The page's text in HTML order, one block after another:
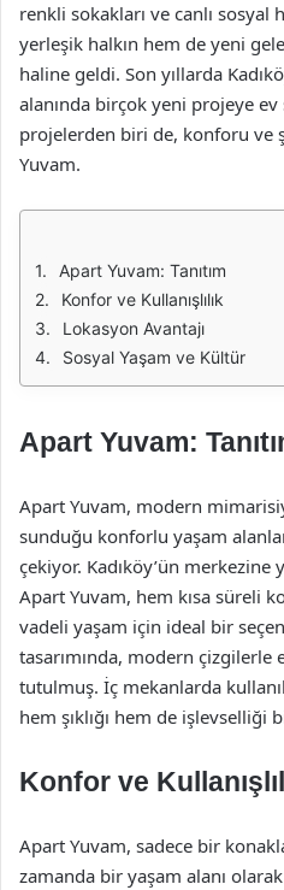
renkli sokakları ve canlı sosyal
yerleşik halkın hem de yeni
haline geldi. Son yıllarda
alanında birçok yeni projeye ev
projelerden biri de, konforu ve
Yuvam.
Apart Yuvam: Tanıtım
Konfor ve Kullanışlılık
Lokasyon Avantajı
Sosyal Yaşam ve Kültür
Apart Yuvam:
Apart Yuvam, modern
sunduğu konforlu yaşam
çekiyor. Kadıköy’ün
Apart Yuvam, hem kısa süreli
vadeli yaşam için ideal bir
tasarımında, modern
tutulmuş. İç mekanlarda
hem şıklığı hem de işlevselliği
Konfor ve
Apart Yuvam, sadece bir
zamanda bir yaşam alanı